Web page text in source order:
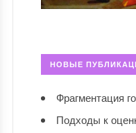
НОВЫЕ
Фрагментация
Подходы к